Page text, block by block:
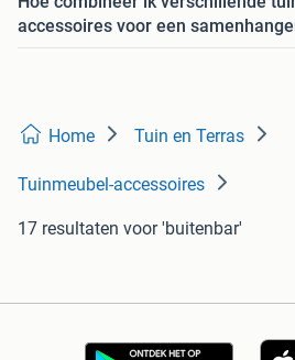
accessoires voor een
Home Tuin en Terras
Tuinmeubel-accessoires
17 resultaten voor 'buitenbar'